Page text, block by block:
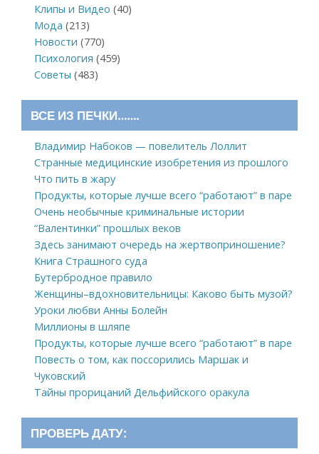
Клипы и Видео (40)
Мода (213)
Новости (770)
Психология (459)
Советы (483)
ВСЕ ИЗ ПЕЧКИ…….
Владимир Набоков — повелитель Лоллит
Странные медицинские изобретения из прошлого
Что пить в жару
Продукты, которые лучше всего “работают” в паре
Очень необычные криминальные истории
“Валентинки” прошлых веков
Здесь занимают очередь на жертвоприношение?
Книга Страшного суда
Бутербродное правило
Женщины–вдохновительницы: Каково быть музой?
Уроки любви Анны Болейн
Миллионы в шляпе
Продукты, которые лучше всего “работают” в паре
Повесть о том, как поссорились Маршак и
Чуковский
Тайны прорицаний Дельфийского оракула
ПРОВЕРЬ ДАТУ: